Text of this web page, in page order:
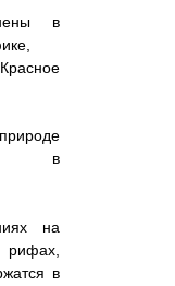
в
в
на
рифах,
в